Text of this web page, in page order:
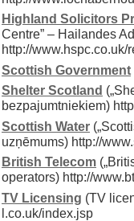
Highland Solicitors
Centre” – Hailandes
http://www.hspc.co.uk/
Scottish Government
Shelter Scotland
bezpajumtniekiem)
Scottish Water
uzņēmums) http://
British Telecom
operators) http://
TV Licensing (TV
l.co.uk/index.jsp